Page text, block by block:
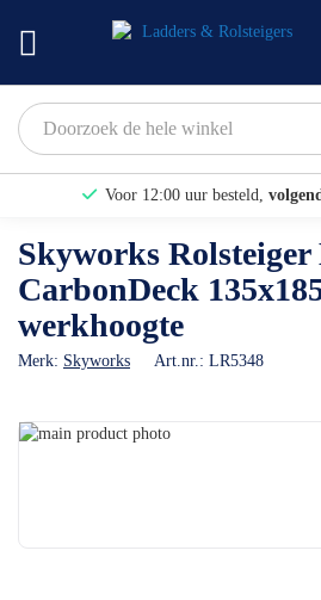
Voor 12:00 uur besteld,
Bekijk hier onze
Binnen 1 dag een
Skyworks Rolsteiger
CarbonDeck
werkhoogte
Merk: Skyworks Art.nr.: LR5348
Ga